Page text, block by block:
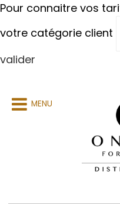
Pour connaitre vos
votre catégorie client
valider
MENU